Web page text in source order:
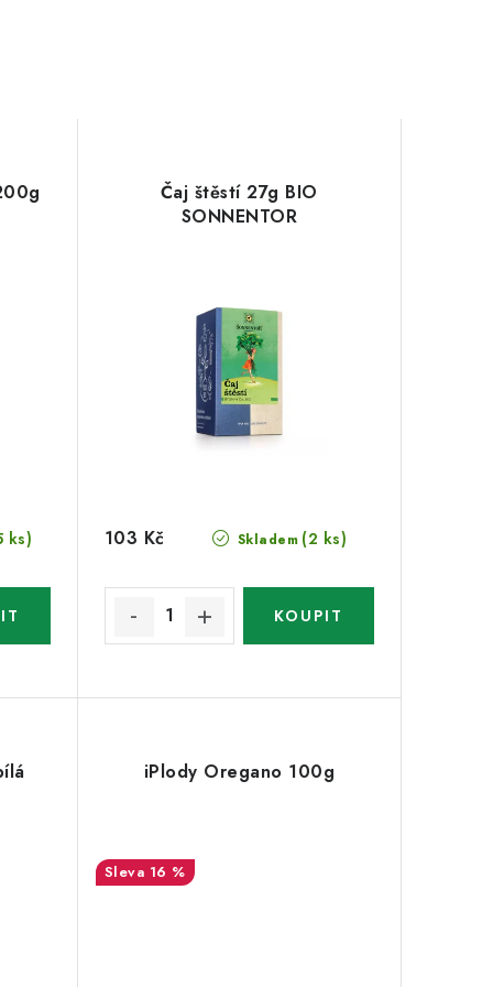
ks)
Čaj štěstí 27g BIO
SONNENTOR
Skladem (2 ks)
103 Kč
iPlody Oregano 100g
16 %